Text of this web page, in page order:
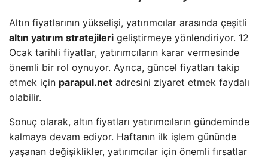
Altın fiyatlarının yükselişi, yatırımcılar arasında çeşitli
altın yatırım stratejileri geliştirmeye yönlendiriyor. 12
Ocak tarihli fiyatlar, yatırımcıların karar vermesinde
önemli bir rol oynuyor. Ayrıca, güncel fiyatları takip
etmek için parapul.net adresini ziyaret etmek faydalı
olabilir.
Sonuç olarak, altın fiyatları yatırımcıların gündeminde
kalmaya devam ediyor. Haftanın ilk işlem gününde
yaşanan değişiklikler, yatırımcılar için önemli fırsatlar